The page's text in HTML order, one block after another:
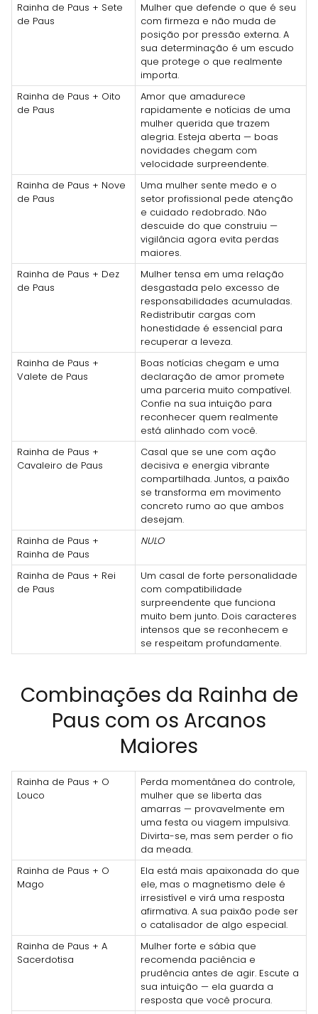
Rainha de Paus + Sete
de Paus
Mulher que defende o que é seu
com firmeza e não muda de
posição por pressão externa. A
sua determinação é um escudo
que protege o que realmente
importa.
Rainha de Paus + Oito
de Paus
Amor que amadurece
rapidamente e notícias de uma
mulher querida que trazem
alegria. Esteja aberta — boas
novidades chegam com
velocidade surpreendente.
Rainha de Paus + Nove
de Paus
Uma mulher sente medo e o
setor profissional pede atenção
e cuidado redobrado. Não
descuide do que construiu —
vigilância agora evita perdas
maiores.
Rainha de Paus + Dez
de Paus
Mulher tensa em uma relação
desgastada pelo excesso de
responsabilidades acumuladas.
Redistributir cargas com
honestidade é essencial para
recuperar a leveza.
Rainha de Paus +
Valete de Paus
Boas notícias chegam e uma
declaração de amor promete
uma parceria muito compatível.
Confie na sua intuição para
reconhecer quem realmente
está alinhado com você.
Rainha de Paus +
Cavaleiro de Paus
Casal que se une com ação
decisiva e energia vibrante
compartilhada. Juntos, a paixão
se transforma em movimento
concreto rumo ao que ambos
desejam.
Rainha de Paus +
Rainha de Paus
NULO
Rainha de Paus + Rei
de Paus
Um casal de forte personalidade
com compatibilidade
surpreendente que funciona
muito bem junto. Dois caracteres
intensos que se reconhecem e
se respeitam profundamente.
Combinações da Rainha de
Paus com os Arcanos
Maiores
Rainha de Paus + O
Louco
Perda momentânea do controle,
mulher que se liberta das
amarras — provavelmente em
uma festa ou viagem impulsiva.
Divirta-se, mas sem perder o fio
da meada.
Rainha de Paus + O
Mago
Ela está mais apaixonada do que
ele, mas o magnetismo dele é
irresistível e virá uma resposta
afirmativa. A sua paixão pode ser
o catalisador de algo especial.
Rainha de Paus + A
Sacerdotisa
Mulher forte e sábia que
recomenda paciência e
prudência antes de agir. Escute a
sua intuição — ela guarda a
resposta que você procura.